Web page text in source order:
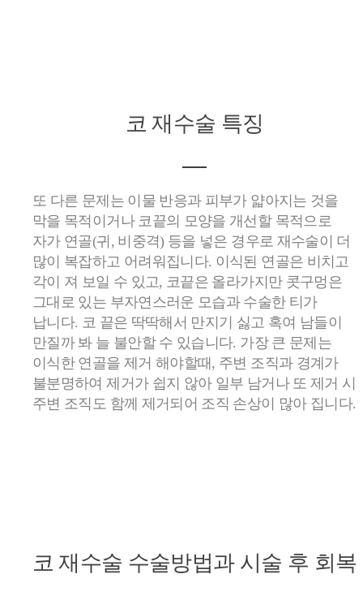
코 재수술 특징
또 다른 문제는 이물 반응과 피부가 얇아지는 것을
막을 목적이거나 코끝의 모양을 개선할 목적으로
자가 연골(귀, 비중격) 등을 넣은 경우로 재수술이 더
많이 복잡하고 어려워집니다. 이식된 연골은 비치고
각이 져 보일 수 있고, 코끝은 올라가지만 콧구멍은
그대로 있는 부자연스러운 모습과 수술한 티가
납니다. 코 끝은 딱딱해서 만지기 싫고 혹여 남들이
만질까 봐 늘 불안할 수 있습니다. 가장 큰 문제는
이식한 연골을 제거 해야할때, 주변 조직과 경계가
불분명하여 제거가 쉽지 않아 일부 남거나 또 제거 시
주변 조직도 함께 제거되어 조직 손상이 많아 집니다.
코 재수술 수술방법과 시술 후 회복